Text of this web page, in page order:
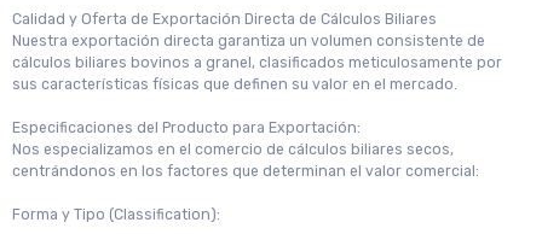
Calidad y Oferta de Exportación Directa de Cálculos Biliares
Nuestra exportación directa garantiza un volumen consistente de
cálculos biliares bovinos a granel, clasificados meticulosamente por
sus características físicas que definen su valor en el mercado.
Especificaciones del Producto para Exportación:
Nos especializamos en el comercio de cálculos biliares secos,
centrándonos en los factores que determinan el valor comercial:
Forma y Tipo (Classification):